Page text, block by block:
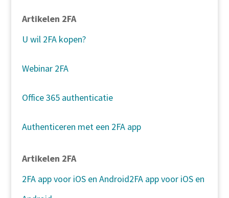
Artikelen 2FA
U wil 2FA kopen?
Webinar 2FA
Office 365 authenticatie
Authenticeren met een 2FA app
Artikelen 2FA
2FA app voor iOS en Android2FA app voor iOS en